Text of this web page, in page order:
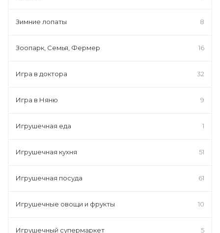
Зимние лопаты 8
Зоопарк, Семья, Фермер 16
Игра в доктора 32
Игра в Няню 9
Игрушечная еда 1
Игрушечная кухня 51
Игрушечная посуда 61
Игрушечные овощи и фрукты 10
Игрушечный супермаркет 5